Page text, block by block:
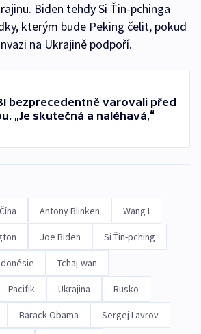
Biden tehdy Si Ťin-pchinga
kterým bude Peking čelit, pokud
na Ukrajině podpoří.
bezprecedentně varovali před
„Je skutečná a naléhavá,“
Čína Antony Blinken Wang I
Joe Biden Si Ťin-pching
Tchaj-wan
Pacifik Ukrajina Rusko
Barack Obama Sergej Lavrov